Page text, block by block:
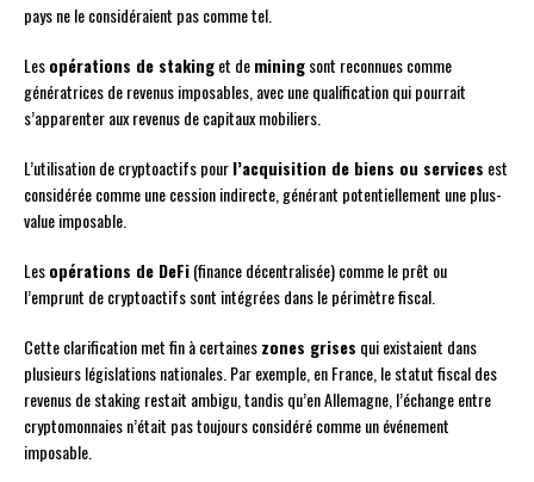
pays ne le considéraient pas comme tel.
Lesopérations de stakinget deminingsont reconnues comme
génératrices de revenus imposables, avec une qualification qui pourrait
s’apparenter aux revenus de capitaux mobiliers.
L’utilisation de cryptoactifs pourl’acquisition de biens ou services est
considérée comme une cession indirecte, générant potentiellement une plus-
value imposable.
Lesopérations de DeFi(finance décentralisée) comme le prêt ou
l’emprunt de cryptoactifs sont intégrées dans le périmètre fiscal.
Cette clarification met fin à certaineszones grises qui existaient dans
plusieurs législations nationales. Par exemple, en France, le statut fiscal des
revenus de staking restait ambigu, tandis qu’en Allemagne, l’échange entre
cryptomonnaies n’était pas toujours considéré comme un événement
imposable.